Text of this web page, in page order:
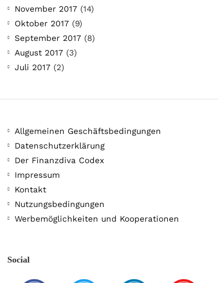
November 2017 (14)
Oktober 2017 (9)
September 2017 (8)
August 2017 (3)
Juli 2017 (2)
Allgemeinen Geschäftsbedingungen
Datenschutzerklärung
Der Finanzdiva Codex
Impressum
Kontakt
Nutzungsbedingungen
Werbemöglichkeiten und Kooperationen
Social